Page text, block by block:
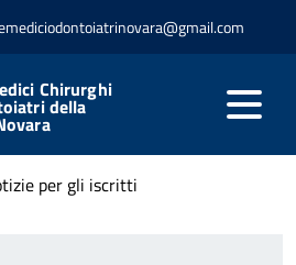
Chirurghi
della
per gli iscritti